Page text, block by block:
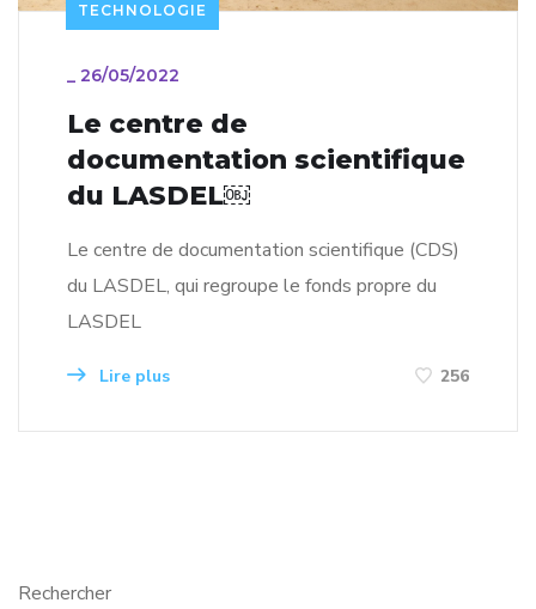
TECHNOLOGIE
_ 26/05/2022
Le centre de
documentation scientifique
du LASDEL￼
Le centre de documentation scientifique (CDS)
du LASDEL, qui regroupe le fonds propre du
LASDEL
Lire plus 256
Rechercher